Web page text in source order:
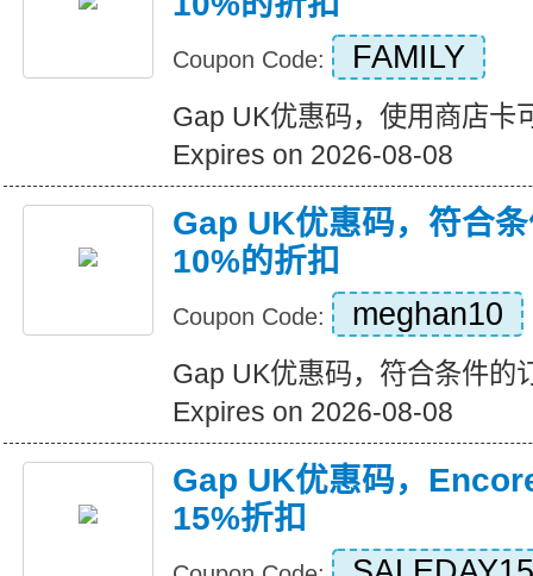
Coupon Code: FAMILY
Gap UK优惠码，使用商店卡
Expires on 2026-08-08
Gap UK优惠码，符合
10%的折扣
Coupon Code: meghan10
Gap UK优惠码，符合条件的
Expires on 2026-08-08
Gap UK优惠码，
15%折扣